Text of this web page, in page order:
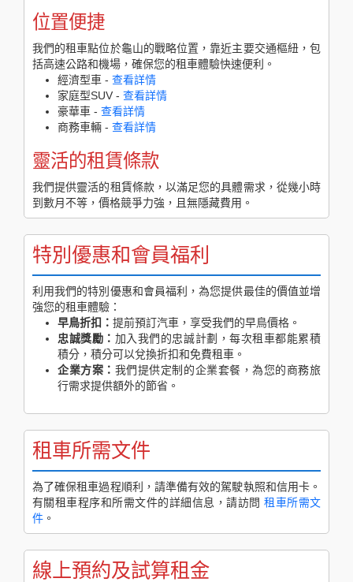
位置便捷
我們的租車點位於龜山的戰略位置，靠近主要交通樞紐，包
括高速公路和機場，確保您的租車體驗快速便利。
經濟型車 - 查看詳情
家庭型SUV - 查看詳情
豪華車 - 查看詳情
商務車輛 - 查看詳情
靈活的租賃條款
我們提供靈活的租賃條款，以滿足您的具體需求，從幾小時
到數月不等，價格競爭力強，且無隱藏費用。
特別優惠和會員福利
利用我們的特別優惠和會員福利，為您提供最佳的價值並增
強您的租車體驗：
早鳥折扣： 提前預訂汽車，享受我們的早鳥價格。
忠誠獎勵： 加入我們的忠誠計劃，每次租車都能累積
積分，積分可以兌換折扣和免費租車。
企業方案： 我們提供定制的企業套餐，為您的商務旅
行需求提供額外的節省。
租車所需文件
為了確保租車過程順利，請準備有效的駕駛執照和信用卡。
有關租車程序和所需文件的詳細信息，請訪問租車所需文
件 。
線上預約及試算租金